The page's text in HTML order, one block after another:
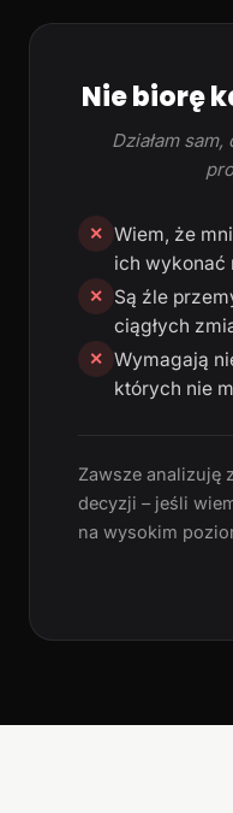
Nie biorę
Działam
✕ Wiem, że
ich wykonać
✕
Są źle
ciągłych
✕ Wymagają
których nie
Zawsze analizuję
decyzji – jeśli
na wysokim